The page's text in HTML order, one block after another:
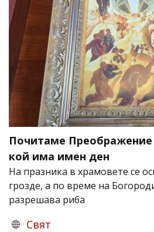
Почитаме
кой има имен ден
На празника в храмовете се
грозде, а по време на
разрешава риба
Свят